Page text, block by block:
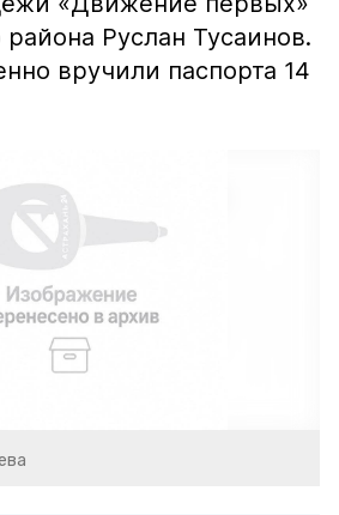
района Руслан Тусаинов.
вручили паспорта 14